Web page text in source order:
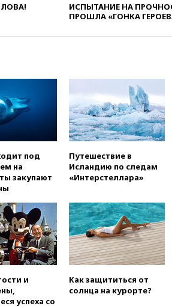
отец
Месси
вчера,
США
ИСПЫТАНИЕ НА
ПРОШЛА «ГОНКА
под
на
закупают
Путешествие в
Исландию по следам
«Интерстеллара»
и
успеха со
Как защититься от
солнца на курорте?